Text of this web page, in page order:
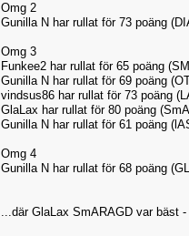
Omg 2
Gunilla N har rullat för 73 poäng
Omg 3
Funkee2 har rullat för 65 poäng
Gunilla N har rullat för 69 poäng
vindsus86 har rullat för 73 poäng
GlaLax har rullat för 80 poäng
Gunilla N har rullat för 61 poäng
Omg 4
Gunilla N har rullat för 68 poäng
...där GlaLax SmARAGD var bäst